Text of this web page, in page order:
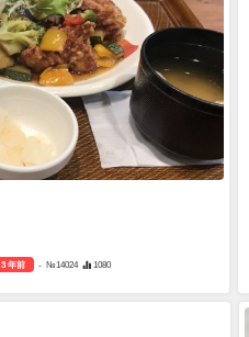
3 年前 - №14024 1080